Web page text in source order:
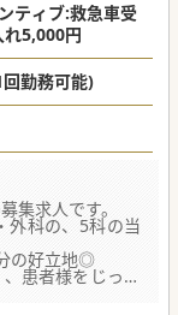
ティブ:救急車受
5,000円
勤務可能)
集求人です。
外科の、5科の当
の好立地◎
患者様をじっく